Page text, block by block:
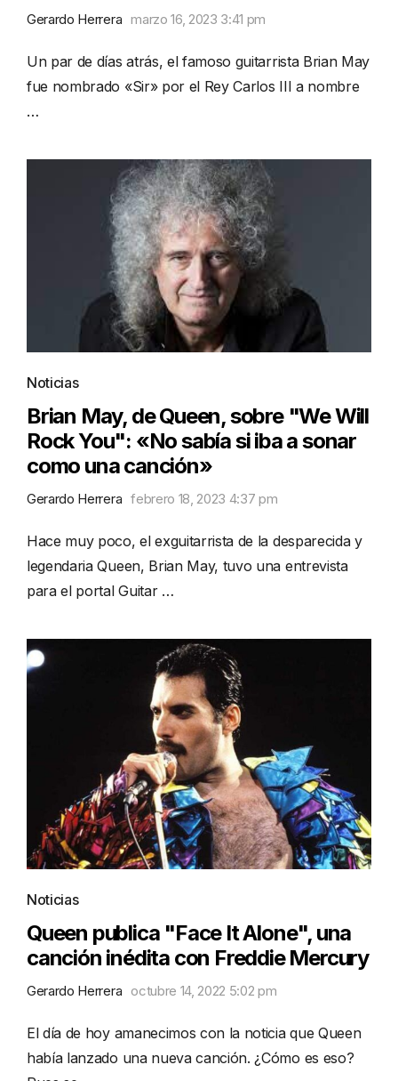
Gerardo Herrera marzo 16, 2023 3:41 pm
Un par de días atrás, el famoso guitarrista Brian May
fue nombrado «Sir» por el Rey Carlos III a nombre
…
Noticias
Brian May, de Queen, sobre "We Will
Rock You": «No sabía si iba a sonar
como una canción»
Gerardo Herrera febrero 18, 2023 4:37 pm
Hace muy poco, el exguitarrista de la desparecida y
legendaria Queen, Brian May, tuvo una entrevista
para el portal Guitar …
Noticias
Queen publica "Face It Alone", una
canción inédita con Freddie Mercury
Gerardo Herrera octubre 14, 2022 5:02 pm
El día de hoy amanecimos con la noticia que Queen
había lanzado una nueva canción. ¿Cómo es eso?